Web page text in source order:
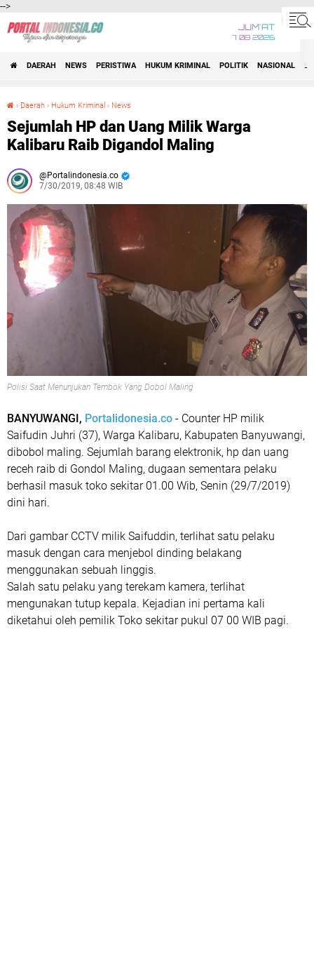
-->
JUM'AT
7 08 2026
DAERAH NEWS PERISTIWA HUKUM KRIMINAL POLITIK NASIONAL
› Daerah › Hukum Kriminal › News
Sejumlah HP dan Uang Milik Warga
Kalibaru Raib Digandol Maling
Portalindonesia.co
7/30/2019, 08:48 WIB
Polisi Saat Menunjukan Tembok Yang Dobol Maling
BANYUWANGI, Portalidonesia.co - Counter HP milik
Saifudin Juhri (37), Warga Kalibaru, Kabupaten Banyuwangi,
dibobol maling. Sejumlah barang elektronik, hp dan uang
receh raib di Gondol Maling, dugaan sementara pelaku
berhasil masuk toko sekitar 01.00 Wib, Senin (29/7/2019)
dini hari.
Dari gambar CCTV milik Saifuddin, terlihat satu pelaku
masuk dengan cara menjebol dinding belakang
menggunakan sebuah linggis.
Salah satu pelaku yang terekam kamera, terlihat
mengunakan tutup kepala. Kejadian ini pertama kali
diketahui oleh pemilik Toko sekitar pukul 07 00 WIB pagi.